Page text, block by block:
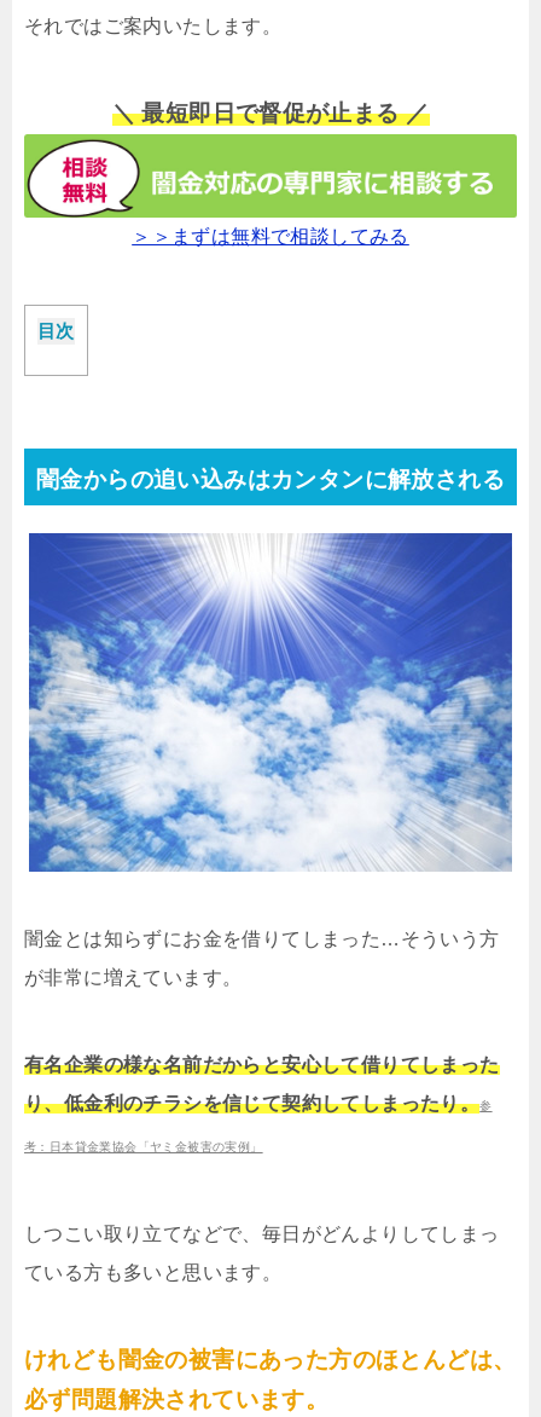
それではご案内いたします。
＼ 最短即日で督促が止まる ／
＞＞まずは無料で相談してみる
目次
闇金からの追い込みはカンタンに解放される
闇金とは知らずにお金を借りてしまった…そういう方
が非常に増えています。
有名企業の様な名前だからと安心して借りてしまった
り、低金利のチラシを信じて契約してしまったり。参
考：日本貸金業協会「ヤミ金被害の実例」
しつこい取り立てなどで、毎日がどんよりしてしまっ
ている方も多いと思います。
けれども闇金の被害にあった方のほとんどは、
必ず問題解決されています。